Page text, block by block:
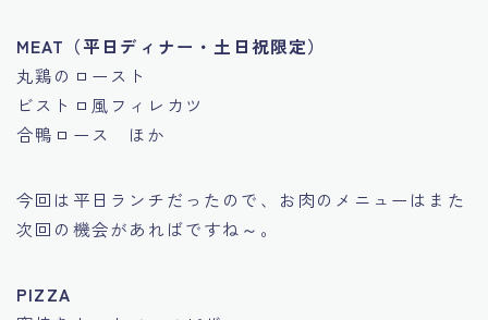
MEAT（平日ディナー・土日祝限定）
丸鶏のロースト
ビストロ風フィレカツ
合鴨ロース ほか
今回は平日ランチだったので、お肉のメニューはまた
次回の機会があればですね～。
PIZZA